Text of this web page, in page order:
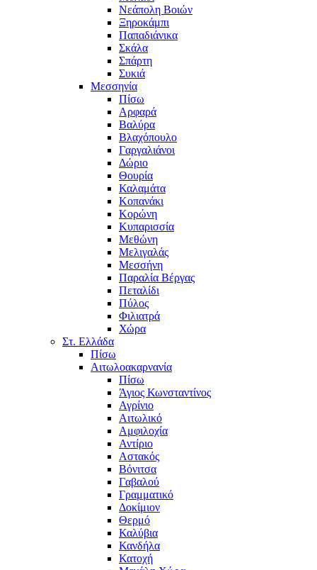
Νεάπολη Βοιών
Ξηροκάμπι
Παπαδιάνικα
Σκάλα
Σπάρτη
Συκιά
Μεσσηνία
Πίσω
Αρφαρά
Βαλύρα
Βλαχόπουλο
Γαργαλιάνοι
Δώριο
Θουρία
Καλαμάτα
Κοπανάκι
Κορώνη
Κυπαρισσία
Μεθώνη
Μελιγαλάς
Μεσσήνη
Παραλία Βέργας
Πεταλίδι
Πύλος
Φιλιατρά
Χώρα
Στ. Ελλάδα
Πίσω
Αιτωλοακαρνανία
Πίσω
Άγιος Κωνσταντίνος
Αγρίνιο
Αιτωλικό
Αμφιλοχία
Αντίριο
Αστακός
Βόνιτσα
Γαβαλού
Γραμματικό
Δοκίμιον
Θερμό
Καλύβια
Κανδήλα
Κατοχή